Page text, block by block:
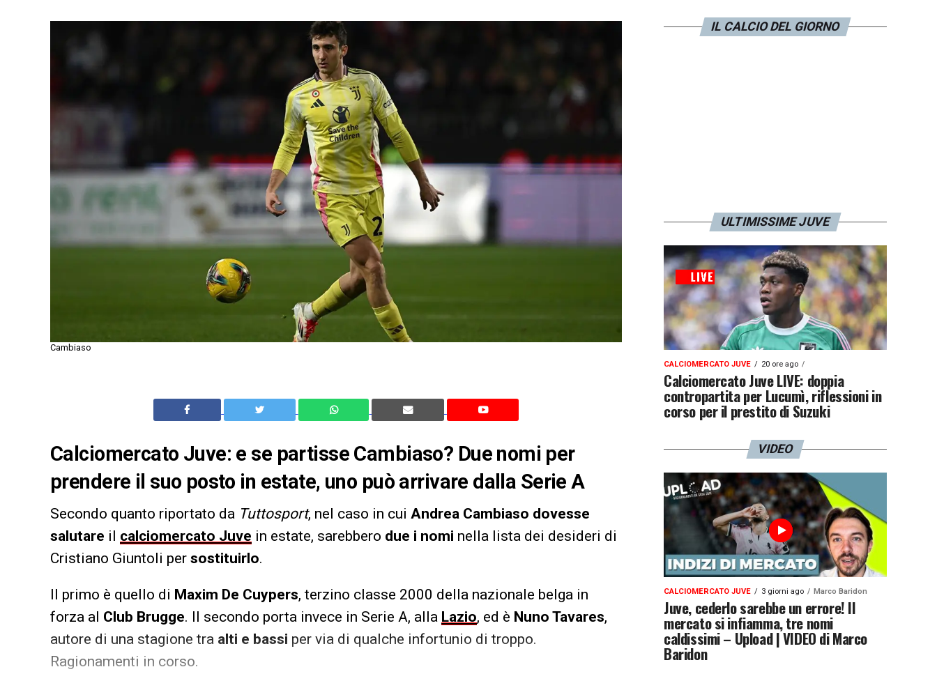
Cambiaso
Calciomercato Juve: e se partisse Cambiaso? Due nomi per
prendere il suo posto in estate, uno può arrivare dalla Serie A
Secondo quanto riportato da Tuttosport, nel caso in cui Andrea Cambiaso dovesse
salutare il calciomercato Juve in estate, sarebbero due i nomi nella lista dei desideri di
Cristiano Giuntoli per sostituirlo.
Il primo è quello di Maxim De Cuypers, terzino classe 2000 della nazionale belga in
forza al Club Brugge. Il secondo porta invece in Serie A, alla Lazio, ed è Nuno Tavares,
autore di una stagione tra alti e bassi per via di qualche infortunio di troppo.
Ragionamenti in corso.
IL CALCIO DEL GIORNO
ULTIMISSIME JUVE
CALCIOMERCATO JUVE 20 ore ago
Calciomercato Juve LIVE: doppia
contropartita per Lucumì, riflessioni in
corso per il prestito di Suzuki
VIDEO
CALCIOMERCATO JUVE 3 giorni ago Marco Baridon
Juve, cederlo sarebbe un errore! Il
mercato si infiamma, tre nomi
caldissimi – Upload | VIDEO di Marco
Baridon